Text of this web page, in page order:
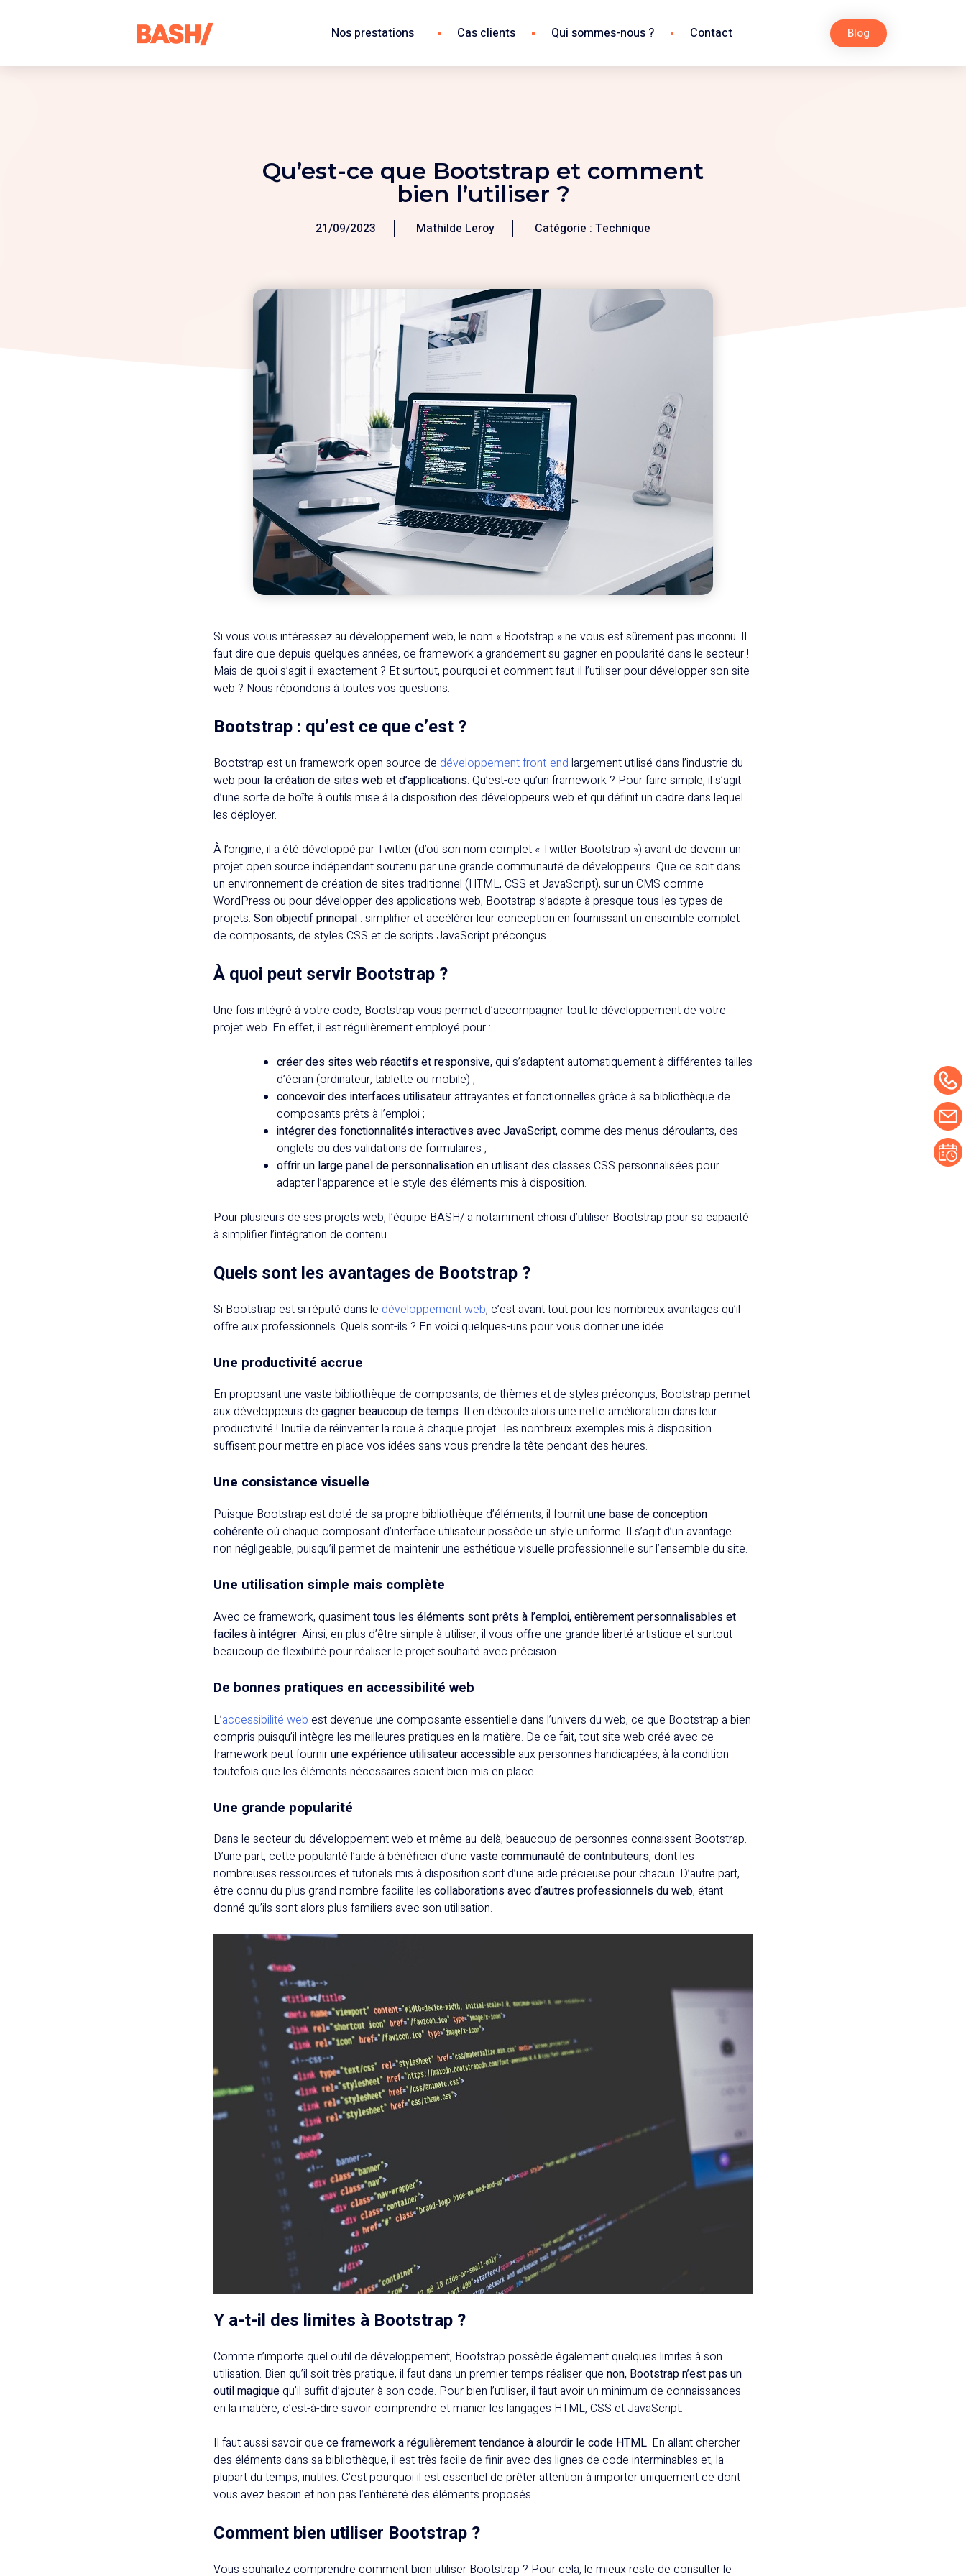
Nos prestations Cas clients Qui sommes-nous ? Contact Blog
Qu’est-ce que Bootstrap et comment
bien l’utiliser ?
21/09/2023 Mathilde Leroy Catégorie : Technique
Si vous vous intéressez au développement web, le nom « Bootstrap » ne vous est sûrement pas inconnu. Il
faut dire que depuis quelques années, ce framework a grandement su gagner en popularité dans le secteur !
Mais de quoi s’agit-il exactement ? Et surtout, pourquoi et comment faut-il l’utiliser pour développer son site
web ? Nous répondons à toutes vos questions.
Bootstrap : qu’est ce que c’est ?
Bootstrap est un framework open source de développement front-end largement utilisé dans l’industrie du
web pour la création de sites web et d’applications. Qu’est-ce qu’un framework ? Pour faire simple, il s’agit
d’une sorte de boîte à outils mise à la disposition des développeurs web et qui définit un cadre dans lequel
les déployer.
À l’origine, il a été développé par Twitter (d’où son nom complet « Twitter Bootstrap ») avant de devenir un
projet open source indépendant soutenu par une grande communauté de développeurs. Que ce soit dans
un environnement de création de sites traditionnel (HTML, CSS et JavaScript), sur un CMS comme
WordPress ou pour développer des applications web, Bootstrap s’adapte à presque tous les types de
projets. Son objectif principal : simplifier et accélérer leur conception en fournissant un ensemble complet
de composants, de styles CSS et de scripts JavaScript préconçus.
À quoi peut servir Bootstrap ?
Une fois intégré à votre code, Bootstrap vous permet d’accompagner tout le développement de votre
projet web. En effet, il est régulièrement employé pour :
créer des sites web réactifs et responsive, qui s’adaptent automatiquement à différentes tailles
d’écran (ordinateur, tablette ou mobile) ;
concevoir des interfaces utilisateur attrayantes et fonctionnelles grâce à sa bibliothèque de
composants prêts à l’emploi ;
intégrer des fonctionnalités interactives avec JavaScript, comme des menus déroulants, des
onglets ou des validations de formulaires ;
offrir un large panel de personnalisationen utilisant des classes CSS personnalisées pour
adapter l’apparence et le style des éléments mis à disposition.
Pour plusieurs de ses projets web, l’équipe BASH/ a notamment choisi d’utiliser Bootstrap pour sa capacité
à simplifier l’intégration de contenu.
Quels sont les avantages de Bootstrap ?
Si Bootstrap est si réputé dans le développement web, c’est avant tout pour les nombreux avantages qu’il
offre aux professionnels. Quels sont-ils ? En voici quelques-uns pour vous donner une idée.
Une productivité accrue
En proposant une vaste bibliothèque de composants, de thèmes et de styles préconçus, Bootstrap permet
aux développeurs de gagner beaucoup de temps. Il en découle alors une nette amélioration dans leur
productivité ! Inutile de réinventer la roue à chaque projet : les nombreux exemples mis à disposition
suffisent pour mettre en place vos idées sans vous prendre la tête pendant des heures.
Une consistance visuelle
Puisque Bootstrap est doté de sa propre bibliothèque d’éléments, il fournitune base de conception
cohérenteoù chaque composant d’interface utilisateur possède un style uniforme. Il s’agit d’un avantage
non négligeable, puisqu’il permet de maintenir une esthétique visuelle professionnelle sur l’ensemble du site.
Une utilisation simple mais complète
Avec ce framework, quasimenttous les éléments sont prêts à l’emploi, entièrement personnalisables et
faciles à intégrer. Ainsi, en plus d’être simple à utiliser, il vous offre une grande liberté artistique et surtout
beaucoup de flexibilité pour réaliser le projet souhaité avec précision.
De bonnes pratiques en accessibilité web
L’accessibilité web est devenue une composante essentielle dans l’univers du web, ce que Bootstrap a bien
compris puisqu’il intègre les meilleures pratiques en la matière. De ce fait, tout site web créé avec ce
framework peut fournirune expérience utilisateur accessible aux personnes handicapées, à la condition
toutefois que les éléments nécessaires soient bien mis en place.
Une grande popularité
Dans le secteur du développement web et même au-delà, beaucoup de personnes connaissent Bootstrap.
D’une part, cette popularité l’aide à bénéficier d’une vaste communauté de contributeurs, dont les
nombreuses ressources et tutoriels mis à disposition sont d’une aide précieuse pour chacun. D’autre part,
être connu du plus grand nombre facilite les collaborations avec d’autres professionnels du web, étant
donné qu’ils sont alors plus familiers avec son utilisation.
Y a-t-il des limites à Bootstrap ?
Comme n’importe quel outil de développement, Bootstrap possède également quelques limites à son
utilisation. Bien qu’il soit très pratique, il faut dans un premier temps réaliser que non, Bootstrap n’est pas un
outil magiquequ’il suffit d’ajouter à son code. Pour bien l’utiliser, il faut avoir un minimum de connaissances
en la matière, c’est-à-dire savoir comprendre et manier les langages HTML, CSS et JavaScript.
Il faut aussi savoir que ce framework a régulièrement tendance à alourdir le code HTML. En allant chercher
des éléments dans sa bibliothèque, il est très facile de finir avec des lignes de code interminables et, la
plupart du temps, inutiles. C’est pourquoi il est essentiel de prêter attention à importer uniquement ce dont
vous avez besoin et non pas l’entièreté des éléments proposés.
Comment bien utiliser Bootstrap ?
Vous souhaitez comprendre comment bien utiliser Bootstrap ? Pour cela, le mieux reste de consulter le